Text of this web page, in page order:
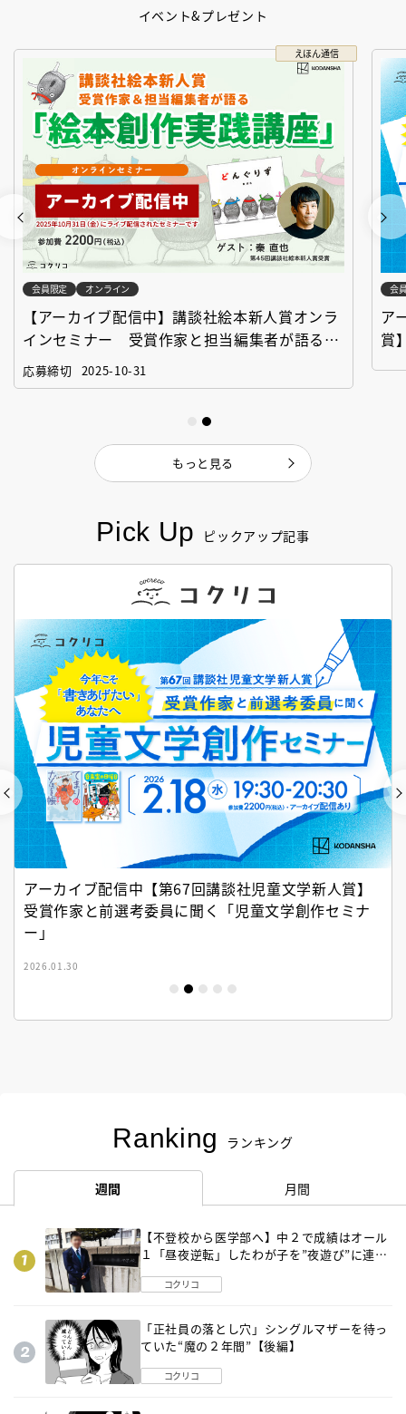
Pick Up ピックアップ記事
アーカイブ配信中【第67回講談社児童文学新人賞】
受賞作家と前選考委員に聞く「児童文学創作セミナ
ー」
2026.01.30
Ranking ランキング
週間 月間
【不登校から医学部へ】中２で成績はオール
１「昼夜逆転」したわが子を”夜遊び”に連れ
コクリコ
「正社員の落とし穴」シングルマザーを待っ
ていた“魔の２年間”【後編】
コクリコ
イベント&プレゼント
えほん通信
会員限定 オンライン
【アーカイブ配信中】講談社絵本新人賞オンラ
インセミナー 受賞作家と担当編集者が語る
「絵本創作実践講座」
応募締切 2025-10-31
会
ア
賞
もっと見る